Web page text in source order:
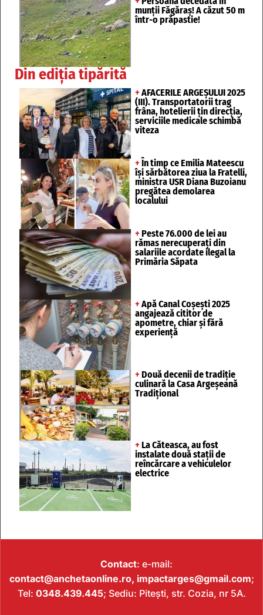
munții Făgăraș! A căzut 50 m
într-o prăpastie!
Din ediția tipărită
+ AFACERILE ARGEȘULUI 2025
(III). Transportatorii trag
frâna, hotelierii țin direcția,
serviciile medicale schimbă
viteza
+ În timp ce Emilia Mateescu
își sărbătorea ziua la Fratelli,
ministra USR Diana Buzoianu
pregătea demolarea
localului
+ Peste 76.000 de lei au
rămas nerecuperați din
salariile acordate ilegal la
Primăria Săpata
+ Apă Canal Coșești 2025
angajează cititor de
apometre, chiar și fără
experiență
+ Două decenii de tradiție
culinară la Casa Argeșeană
Tradițional
+ La Căteasca, au fost
instalate două stații de
reîncărcare a vehiculelor
electrice
Contact: e-mail:
contact@anchetaonline.ro, impactarges@gmail.com;
Tel: 0348.439.445; Sediu: Pitești, str. Cozia, nr 5A.